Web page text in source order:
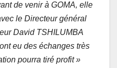
de venir à GOMA, elle
le Directeur général
David TSHILUMBA
eu des échanges très
pourra tiré profit »